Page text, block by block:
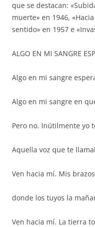
que se destacan:
muerte» en 1946,
sentido» en 1957 e
ALGO EN MI SANGRE
Algo en mi sangre
Algo en mi sangre en
Pero no. Inútilmente yo
Aquella voz que te
Ven hacia mí. Mis
donde los tuyos la
Ven hacia mí. La tierra